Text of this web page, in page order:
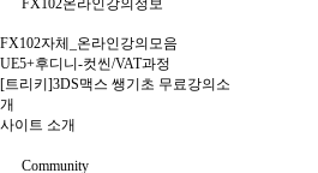
FX102온라인강의정보
FX102자체_온라인강의모음
UE5+후디니-컷씬/VAT과정
[트리키]3DS맥스 쌩기초 무료강의소
개
사이트 소개
Community